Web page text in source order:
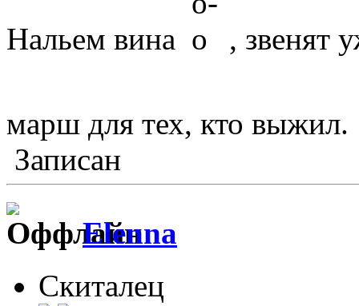
Нальем вина , звенят
марш для тех, кто
Записан
Elenna
Скиталец